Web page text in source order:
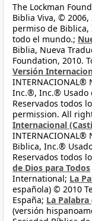
The Lockman
Biblia Viva, ©
permiso de
todo el mundo.;
Biblia, Nueva
Foundation, 2010.
Versión
Inc.®, Inc.® Usado
Reservados todos
permission. All
Internacional
Biblica, Inc.®
Reservados todos
de Dios para Todos
International; La
española) © 2010
España; La
(versión